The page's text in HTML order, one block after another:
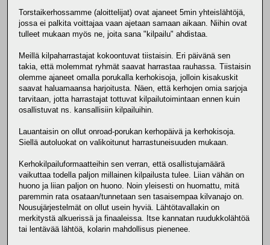
Torstaikerhossamme (aloittelijat) ovat ajaneet 5min yhteislähtöjä,
jossa ei palkita voittajaa vaan ajetaan samaan aikaan. Niihin ovat
tulleet mukaan myös ne, joita sana "kilpailu" ahdistaa.
Meillä kilpaharrastajat kokoontuvat tiistaisin. Eri päivänä sen
takia, että molemmat ryhmät saavat harrastaa rauhassa. Tiistaisin
olemme ajaneet omalla porukalla kerhokisoja, jolloin kisakuskit
saavat haluamaansa harjoitusta. Näen, että kerhojen omia sarjoja
tarvitaan, jotta harrastajat tottuvat kilpailutoimintaan ennen kuin
osallistuvat ns. kansallisiin kilpailuihin.
Lauantaisin on ollut onroad-porukan kerhopäivä ja kerhokisoja.
Siellä autoluokat on valikoitunut harrastuneisuuden mukaan.
Kerhokilpailuformaatteihin sen verran, että osallistujamäärä
vaikuttaa todella paljon millainen kilpailusta tulee. Liian vähän on
huono ja liian paljon on huono. Noin yleisesti on huomattu, mitä
paremmin rata osataan/tunnetaan sen tasaisempaa kilvanajo on.
Nousujärjestelmät on ollut usein hyviä. Lähtötavallakin on
merkitystä alkuerissä ja finaaleissa. Itse kannatan ruudukkolähtöä
tai lentävää lähtöä, kolarin mahdollisus pienenee.